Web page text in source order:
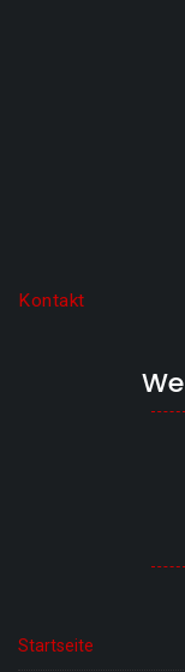
Kontakt
Startseite